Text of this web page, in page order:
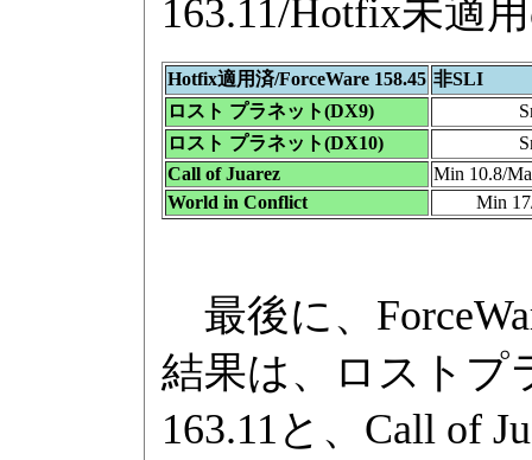
163.11/Hotfix未適
Hotfix適用済/ForceWare 158.45 非SLI
ロスト プラネット(DX9)
ロスト プラネット(DX10)
Call of Juarez
Min 10.8/
World in Conflict
Min
最後に、
結果は、ロストプ
163.11と、Call of